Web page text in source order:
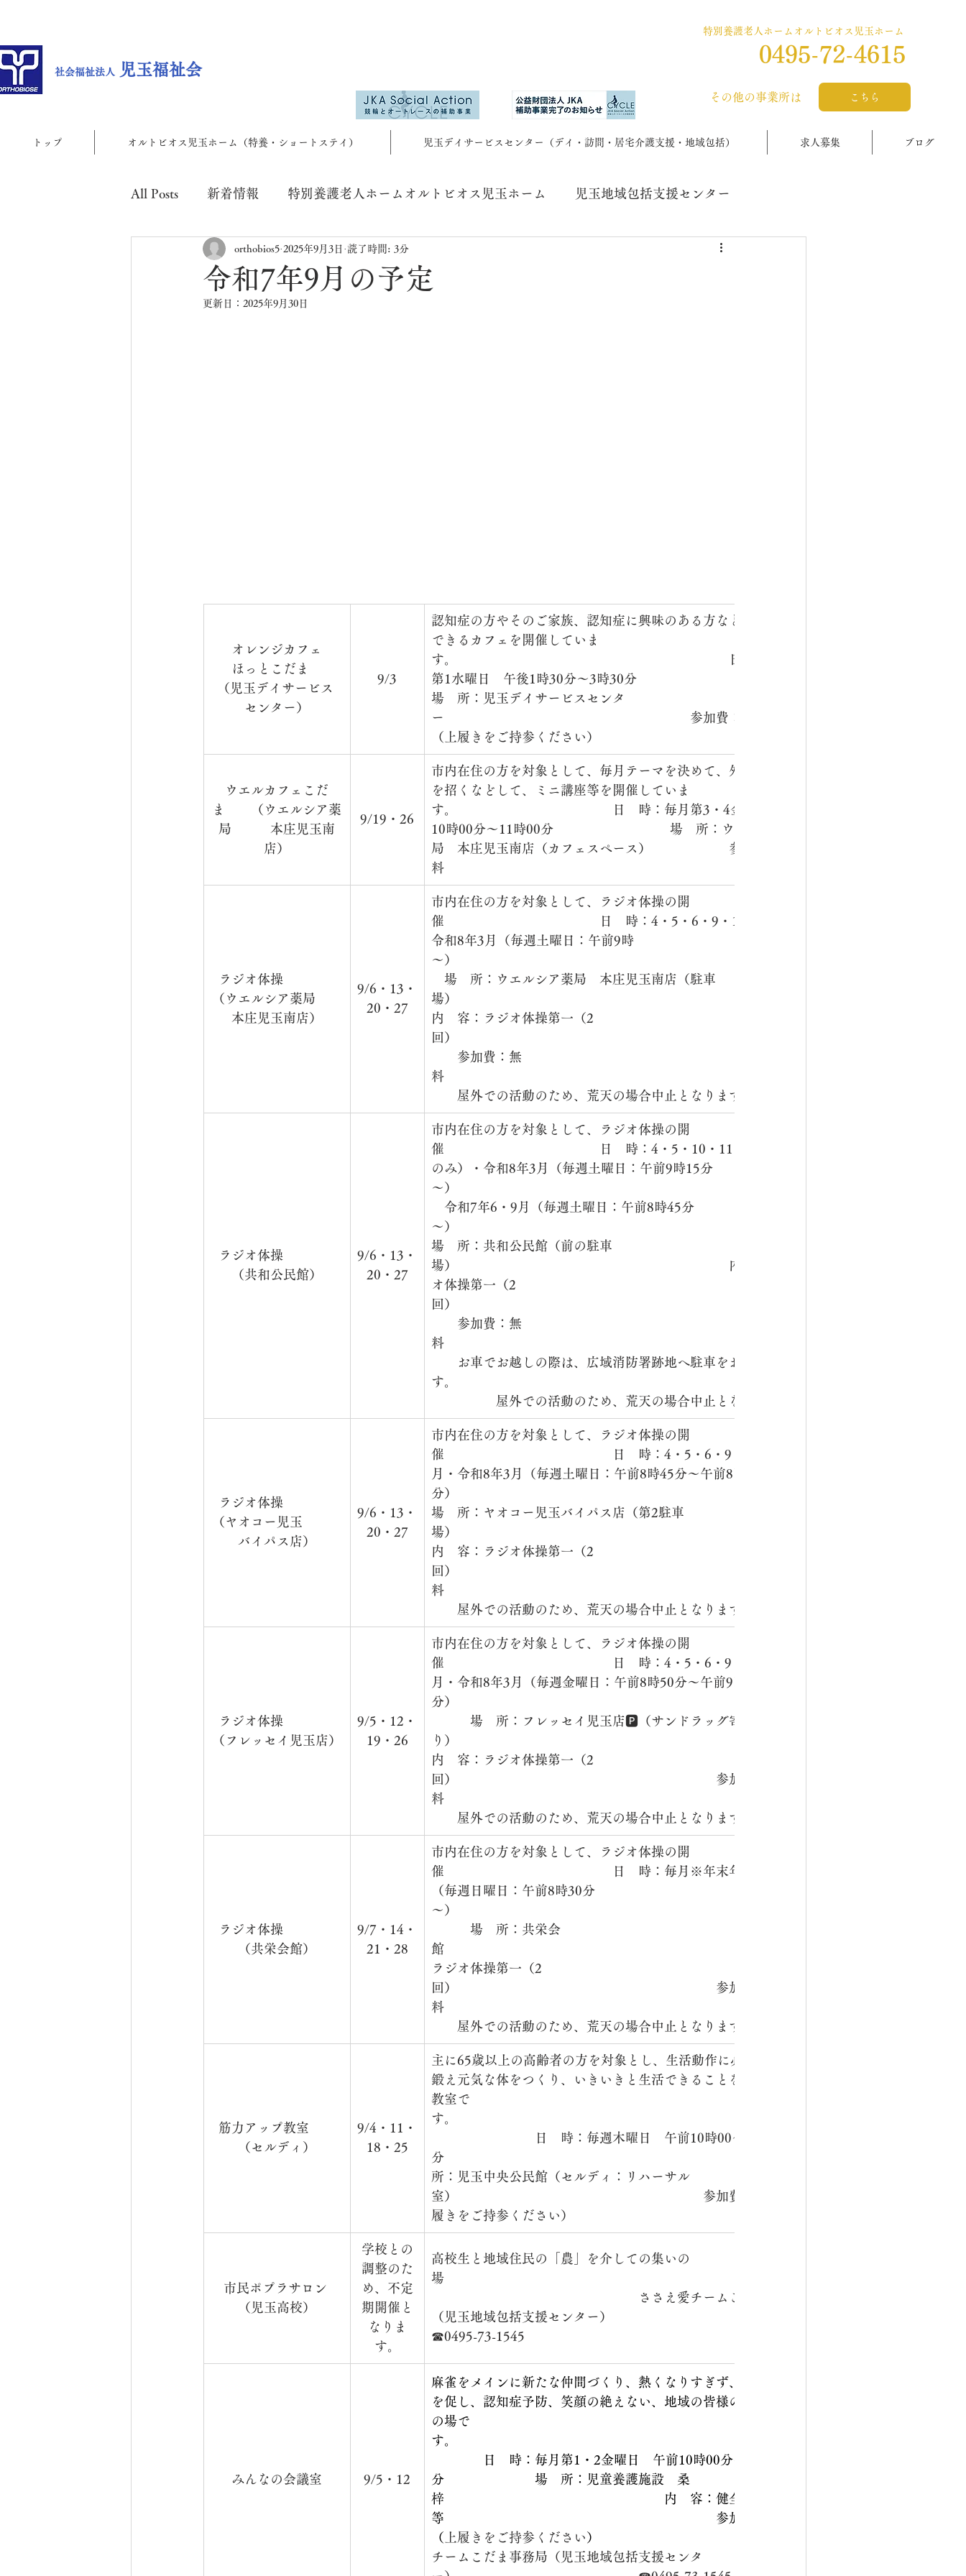
社会福祉法人 児玉福祉会
特別養護老人ホームオルトビオス児玉ホーム
0495-72-4615
​その他の事業所は こちら
トップ オルトビオス児玉ホーム（特養・ショートステイ） 児玉デイサービスセンター（デイ・訪問・居宅介護支援・地域包括） 求人募集 ブログ
All Posts 新着情報 特別養護老人ホームオルトビオス児玉ホーム 児玉地域包括支援センター
児玉地域包括支援センター
令和7年9月の予定
orthobios5 2025年9月3日 読了時間: 3分
更新日： 2025年9月30日
オレンジカフェ
ほっとこだま
（児玉デイサービス
センター）
9/3
認知症の方やそのご家族、認知症に興味のある方などが、ほっと
できるカフェを開催していま
す。　　　　　　　　　　　　　　　　　　　　　日　時：毎月
第1水曜日　午後1時30分～3時30分
場　所：児玉デイサービスセンタ
ー　　　　　　　　　　　　　　　　　　　参加費：1人100円
（上履きをご持参ください）
ウエルカフェこだ
ま　　（ウエルシア薬
局　　　本庄児玉南
店）
9/19・26
市内在住の方を対象として、毎月テーマを決めて、外部より講師
を招くなどして、ミニ講座等を開催していま
す。　　　　　　　　　　　　日　時：毎月第3・4金曜日　午前
10時00分～11時00分　　　　　　　　　場　所：ウエルシア薬
局　本庄児玉南店（カフェスペース）　　　　　　参加費：無
料
ラジオ体操
（ウエルシア薬局
本庄児玉南店）
9/6・13・
20・27
市内在住の方を対象として、ラジオ体操の開
催　　　　　　　　　　　　日　時：4・5・6・9・10・11月・
令和8年3月（毎週土曜日：午前9時
～）
場　所：ウエルシア薬局　本庄児玉南店（駐車
場）
内　容：ラジオ体操第一（2
回）
参加費：無
料
屋外での活動のため、荒天の場合中止となります。
ラジオ体操
（共和公民館）
9/6・13・
20・27
市内在住の方を対象として、ラジオ体操の開
催　　　　　　　　　　　　日　時：4・5・10・11・12月（2回
のみ）・令和8年3月（毎週土曜日：午前9時15分
～）
令和7年6・9月（毎週土曜日：午前8時45分
～）
場　所：共和公民館（前の駐車
場）　　　　　　　　　　　　　　　　　　　　　内　容：ラジ
オ体操第一（2
回）
参加費：無
料
お車でお越しの際は、広域消防署跡地へ駐車をお願いしま
す。
屋外での活動のため、荒天の場合中止となります。
ラジオ体操
（ヤオコー児玉
バイパス店）
9/6・13・
20・27
市内在住の方を対象として、ラジオ体操の開
催　　　　　　　　　　　　　日　時：4・5・6・9・10・11
月・令和8年3月（毎週土曜日：午前8時45分～午前8時55
分）
場　所：ヤオコー児玉バイパス店（第2駐車
場）
内　容：ラジオ体操第一（2
回）　　　　　　　　　　　　　　　　　　　　　　参加費：無
料
屋外での活動のため、荒天の場合中止となります。
ラジオ体操
（フレッセイ児玉店）
9/5・12・
19・26
市内在住の方を対象として、ラジオ体操の開
催　　　　　　　　　　　　　日　時：4・5・6・9・10・11
月・令和8年3月（毎週金曜日：午前8時50分～午前9時00
分）
場　所：フレッセイ児玉店🅿（サンドラッグ寄
り）
内　容：ラジオ体操第一（2
回）　　　　　　　　　　　　　　　　　　　　参加費：無
料
屋外での活動のため、荒天の場合中止となります。
ラジオ体操
（共栄会館）
9/7・14・
21・28
市内在住の方を対象として、ラジオ体操の開
催　　　　　　　　　　　　　日　時：毎月※年末年始はお休み
（毎週日曜日：午前8時30分
～）
場　所：共栄会
館　　　　　　　　　　　　　　　　　　　　　　　　内　容：
ラジオ体操第一（2
回）　　　　　　　　　　　　　　　　　　　　参加費：無
料
屋外での活動のため、荒天の場合中止となります。
筋力アップ教室
（セルディ）
9/4・11・
18・25
主に65歳以上の高齢者の方を対象とし、生活動作に必要な筋力を
鍛え元気な体をつくり、いきいきと生活できることを目的とした
教室で
す。
日　時：毎週木曜日　午前10時00～12時00
分　　　　　　　　　　　　　　　　　　　　　　　　　場
所：児玉中央公民館（セルディ：リハーサル
室）　　　　　　　　　　　　　　　　　　　参加費：無料（上
履きをご持参ください）
市民ポプラサロン
（児玉高校）
学校との
調整のた
め、不定
期開催と
なりま
す。
​高校生と地域住民の「農」を介しての集いの
場
ささえ愛チームこだま事務局
（児玉地域包括支援センター）
☎0495-73-1545
みんなの会議室 9/5・12
麻雀をメインに新たな仲間づくり、熱くなりすぎず、脳の活性化
を促し、認知症予防、笑顔の絶えない、地域の皆様の 新たな集い
の場で
す。
日　時：毎月第1・2金曜日　午前10時00分～12時00
分　　　　　　　場　所：児童養護施設　桑
梓　　　　　　　　　　　　　　　　　内　容：健全麻雀
等　　　　　　　　　　　　　　　　　　　　　参加費：無料
（
上履きをご持参ください ）
チームこだま事務局（児玉地域包括支援センタ